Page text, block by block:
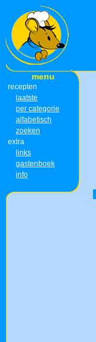
menu
recepten
laatste
per categorie
alfabetisch
zoeken
extra
links
gastenboek
info